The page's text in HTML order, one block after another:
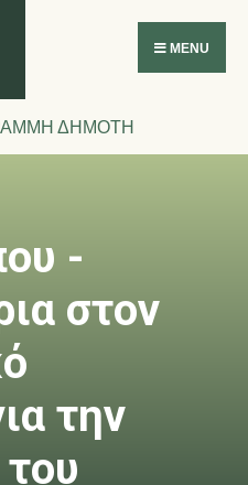
εργαλείων
MENU
ΔΗΜΟΤΗ
-
στον
την